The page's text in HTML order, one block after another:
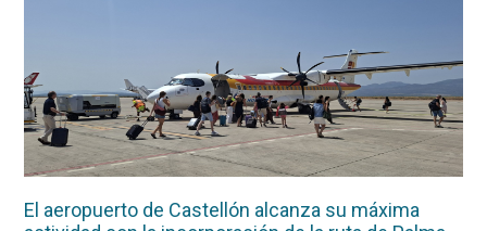
El aeropuerto de Castellón alcanza su máxima